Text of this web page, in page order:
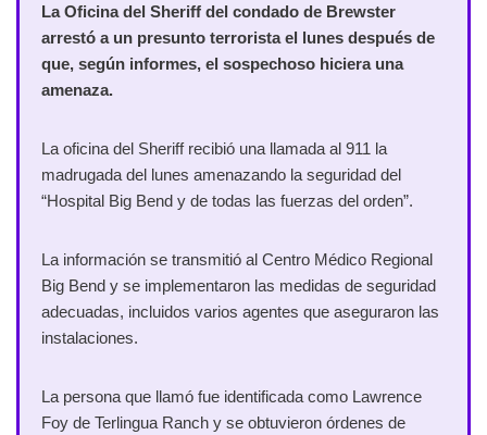
La Oficina del Sheriff del condado de Brewster
arrestó a un presunto terrorista el lunes después de
que, según informes, el sospechoso hiciera una
amenaza.
La oficina del Sheriff recibió una llamada al 911 la
madrugada del lunes amenazando la seguridad del
“Hospital Big Bend y de todas las fuerzas del orden”.
La información se transmitió al Centro Médico Regional
Big Bend y se implementaron las medidas de seguridad
adecuadas, incluidos varios agentes que aseguraron las
instalaciones.
La persona que llamó fue identificada como Lawrence
Foy de Terlingua Ranch y se obtuvieron órdenes de